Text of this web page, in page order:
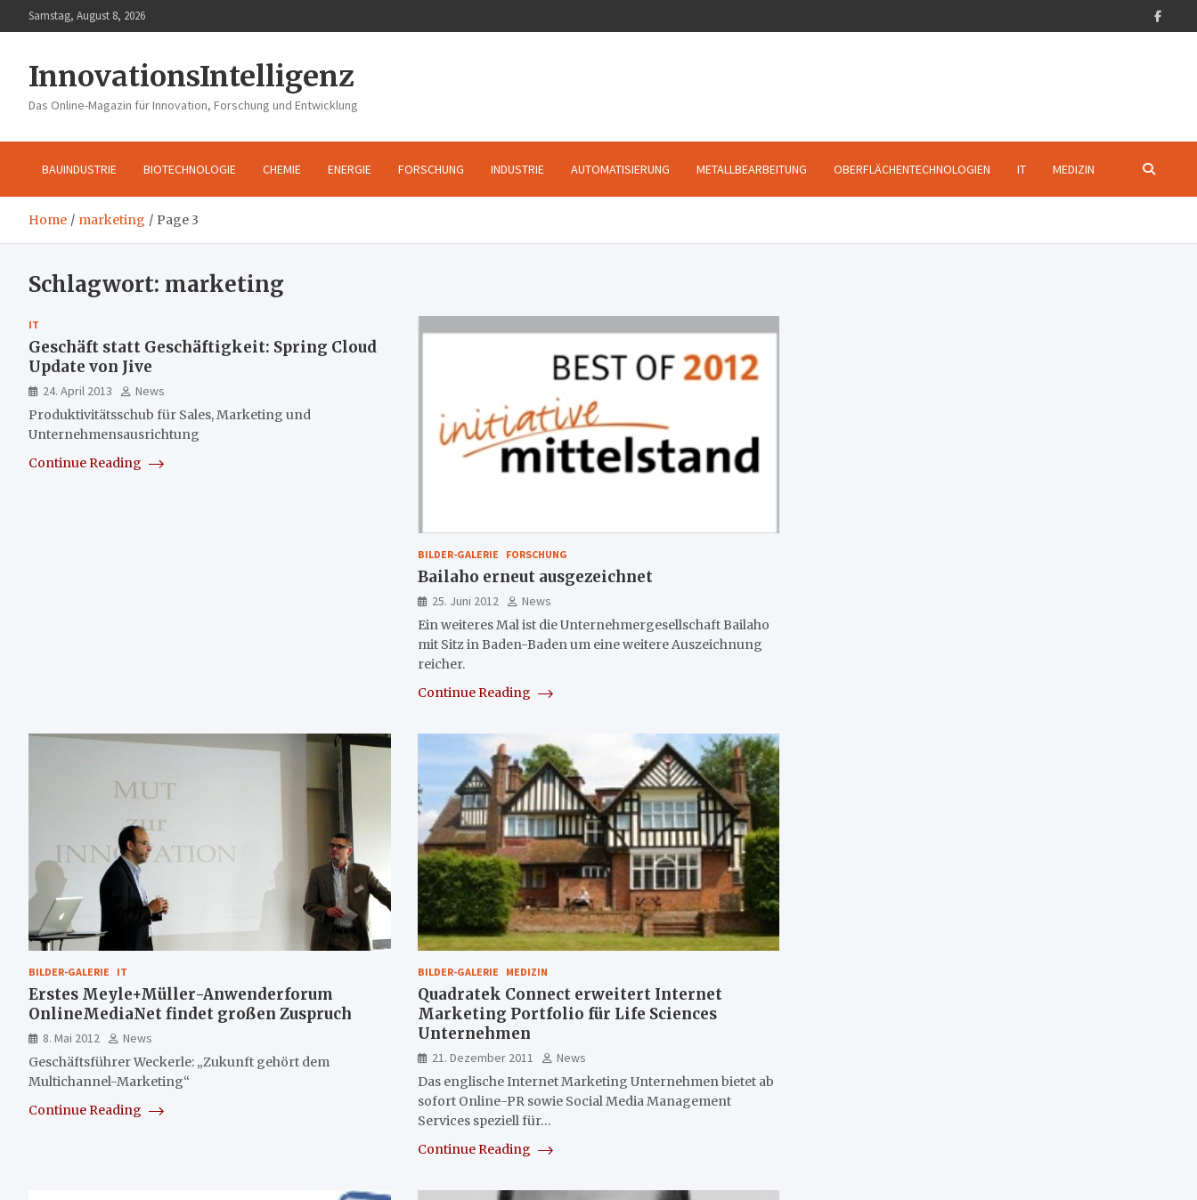
to
Samstag, August 8, 2026
InnovationsIntelligenz
Das Online-Magazin für Innovation, Forschung und Entwicklung
BAUINDUSTRIE BIOTECHNOLOGIE CHEMIE ENERGIE FORSCHUNG INDUSTRIE AUTOMATISIERUNG METALLBEARBEITUNG OBERFLÄCHENTECHNOLOGIEN IT MEDIZIN
Home marketing Page 3
Schlagwort: marketing
IT
Geschäft statt Geschäftigkeit: Spring Cloud
Update von Jive
24. April 2013
News
Produktivitätsschub für Sales, Marketing und
Unternehmensausrichtung
Continue Reading
BILDER-GALERIE FORSCHUNG
Bailaho erneut ausgezeichnet
25. Juni 2012
News
Ein weiteres Mal ist die Unternehmergesellschaft Bailaho
mit Sitz in Baden-Baden um eine weitere Auszeichnung
reicher.
Continue Reading
BILDER-GALERIE IT
Erstes Meyle+Müller-Anwenderforum
OnlineMediaNet findet großen Zuspruch
8. Mai 2012
News
Geschäftsführer Weckerle: „Zukunft gehört dem
Multichannel-Marketing“
Continue Reading
BILDER-GALERIE MEDIZIN
Quadratek Connect erweitert Internet
Marketing Portfolio für Life Sciences
Unternehmen
21. Dezember 2011
News
Das englische Internet Marketing Unternehmen bietet ab
sofort Online-PR sowie Social Media Management
Services speziell für…
Continue Reading